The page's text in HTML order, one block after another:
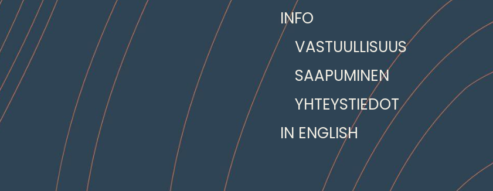
INFO
VASTUULLISUUS
SAAPUMINEN
YHTEYSTIEDOT
IN ENGLISH